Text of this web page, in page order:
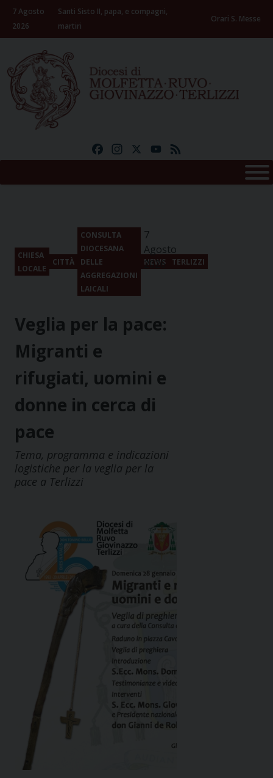
Skip
content
7 Agosto
2026
Santi Sisto II, papa, e compagni,
martiri
Orari S. Messe
FacebookInstagramYouTube
CHIESA
LOCALE
CITTÀ
CONSULTA
DIOCESANA
DELLE
AGGREGAZIONI
LAICALI
NEWS TERLIZZI
7
Agosto
2026
Veglia per la pace:
Migranti e
rifugiati, uomini e
donne in cerca di
pace
Tema, programma e indicazioni
logistiche per la veglia per la
pace a Terlizzi